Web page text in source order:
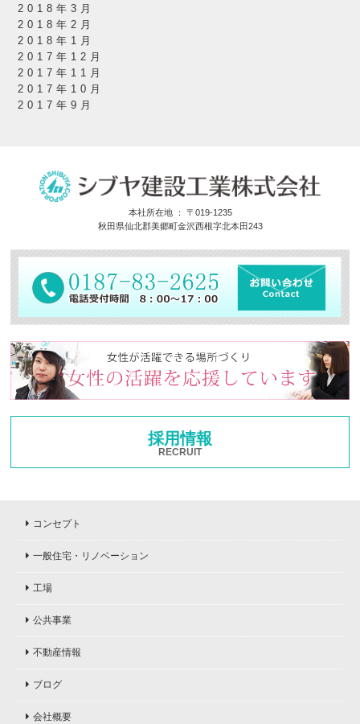
2018年3月
2018年2月
2018年1月
2017年12月
2017年11月
2017年10月
2017年9月
本社所在地 ： 〒019-1235
秋田県仙北郡美郷町金沢西根字北本田243
採用情報
RECRUIT
コンセプト
一般住宅・リノベーション
工場
公共事業
不動産情報
ブログ
会社概要